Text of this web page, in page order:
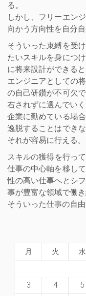
る。
しかし、フリーエン
向かう方向性を自分
そういった束縛を受
たいスキルを身につ
に将来設計ができる
エンジニアとしての
の自己研鑽が不可欠
右されずに選んでいく
企業に勤めている場
逸脱することはでき
それが容易に行える。
スキルの獲得を行っ
仕事の中心軸を移し
性の高い仕事へとシ
事が豊富な領域で働
そういった仕事の自
月 火 水
3
4 5